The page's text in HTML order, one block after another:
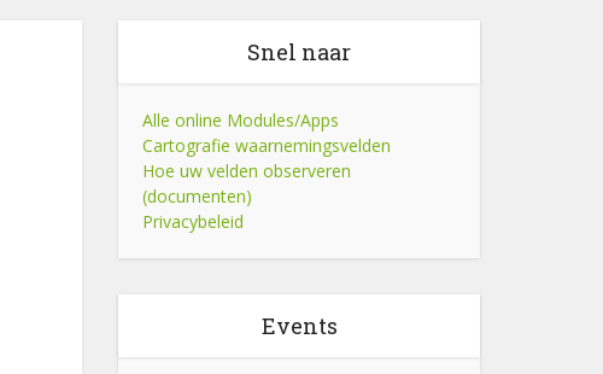
Snel naar
Alle online Modules/Apps
Cartografie waarnemingsvelden
Hoe uw velden observeren
(documenten)
Privacybeleid
Events